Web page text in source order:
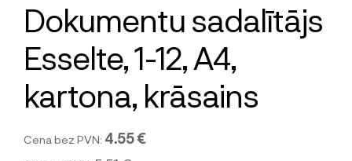
Dokumentu sadalītājs
Esselte, 1-12, A4,
kartona, krāsains
Cena bez PVN: 4.55 €